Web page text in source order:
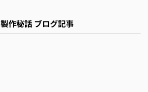
製作秘話 ブログ記事